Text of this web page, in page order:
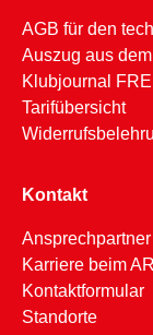
AGB für den
Auszug aus
Klubjournal
Tarifübersicht
Kontakt
Ansprechpartner
Karriere beim
Kontaktformular
Standorte